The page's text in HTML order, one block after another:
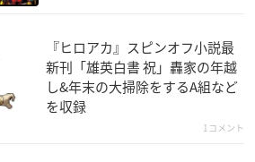
『ヒロアカ』スピンオフ小説最
新刊「雄英白書 祝」轟家の年越
し&年末の大掃除をするA組など
を収録
1コメント